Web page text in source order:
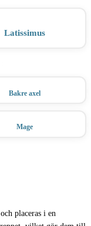
Latissimus
Bakre axel
Mage
placeras i en